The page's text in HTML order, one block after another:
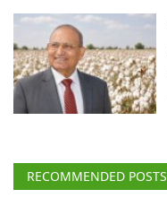
RECOMMENDED POSTS